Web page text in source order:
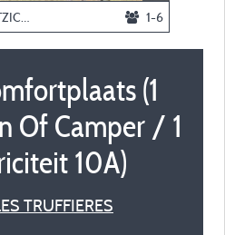
1-6
(1
Of Camper / 1
10A)
TRUFFIERES